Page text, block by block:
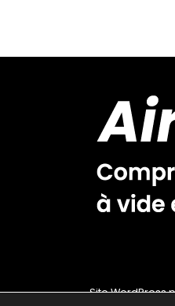
Site WordPress